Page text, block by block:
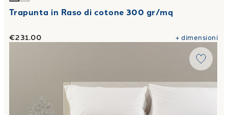
Trapunta in Raso di cotone 300 gr/mq
€231.00 +dimensioni